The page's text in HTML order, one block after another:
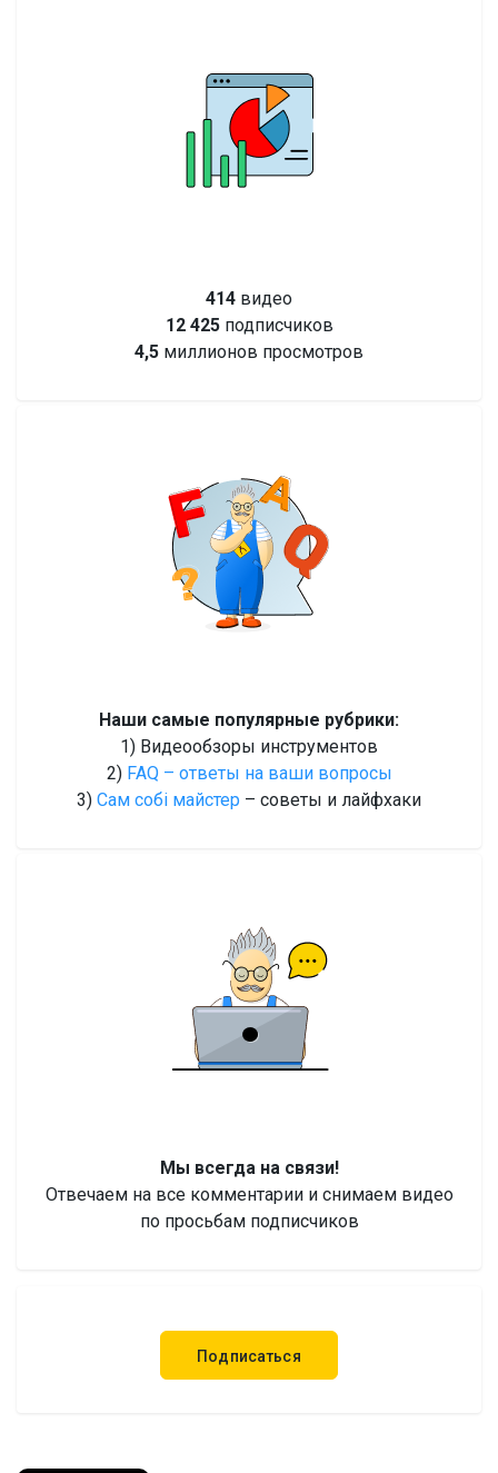
414 видео
12 425подписчиков
4,5 миллионов просмотров
Наши самые популярные рубрики:
1) Видеообзоры инструментов
2) FAQ – ответы на ваши вопросы
3) Сам собі майстер – советы и лайфхаки
Мы всегда на связи!
Отвечаем на все комментарии и снимаем видео
по просьбам подписчиков
Подписаться